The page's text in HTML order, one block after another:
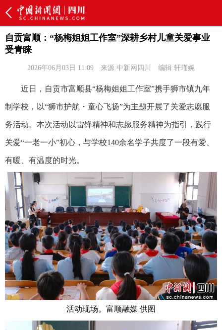
自贡富顺：“杨梅姐姐工作室”深耕乡村儿童关爱事业
受青睐
2026年06月03日 11:09 来源:中新网四川 编辑:轩瑾婉
近日，自贡市富顺县“杨梅姐姐工作室”携手狮市镇九年
制学校，以“狮市护航・童心飞扬”为主题开展了关爱志愿服
务活动。本次活动以雷锋精神和志愿服务精神为指引，践行
关爱“一老一小”初心，与学校140余名学子共度了一段有爱、
有暖、有温度的时光。
活动现场。富顺融媒 供图